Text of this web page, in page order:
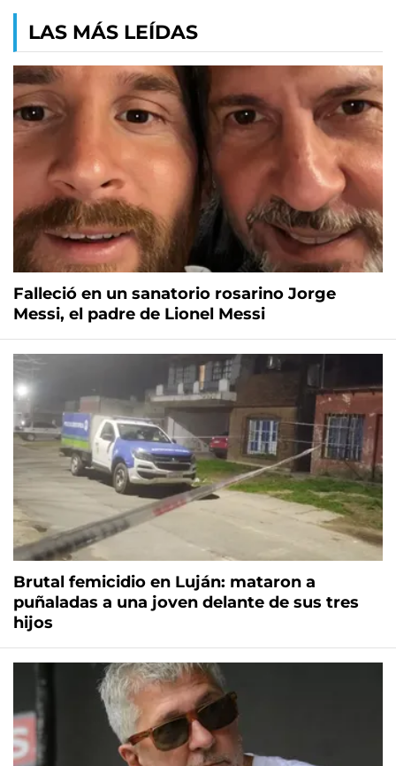
LAS MÁS LEÍDAS
Falleció en un sanatorio rosarino Jorge
Messi, el padre de Lionel Messi
Brutal femicidio en Luján: mataron a
puñaladas a una joven delante de sus tres
hijos